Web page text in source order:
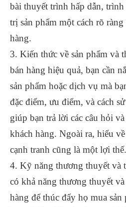
bài thuyết trình hấp dẫn,
trị sản phẩm một cách rõ
hàng.
3. Kiến thức về sản phẩm và
bán hàng hiệu quả, bạn cần
sản phẩm hoặc dịch vụ mà
đặc điểm, ưu điểm, và cách
giúp bạn trả lời các câu hỏi
khách hàng. Ngoài ra, hiểu
cạnh tranh cũng là một lợi thế.
4. Kỹ năng thương thuyết và
có khả năng thương thuyết
hàng để thúc đẩy họ mua